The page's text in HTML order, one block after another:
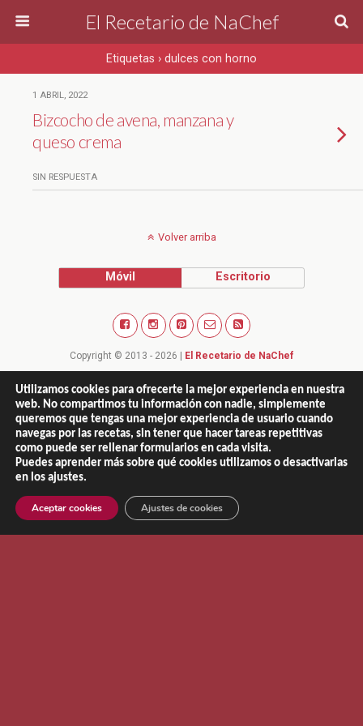
El Recetario de NaChef
Etiquetas › dulces con horno
1 ABRIL, 2022
Bizcocho de avena, manzana y
queso crema
SIN RESPUESTA
Volver arriba
Móvil Escritorio
Utilizamos cookies para ofrecerte la mejor experiencia en nuestra
web. No compartimos tu información con nadie, simplemente
queremos que tengas una mejor experiencia de usuario cuando
navegas por las recetas, sin tener que hacer tareas repetitivas
como puede ser rellenar formularios en cada visita.
Puedes aprender más sobre qué cookies utilizamos o desactivarlas
en los ajustes.
Aceptar cookies Ajustes de cookies
Copyright © 2013 - 2026 | El Recetario de NaChef